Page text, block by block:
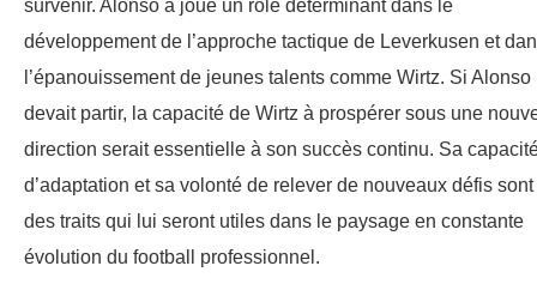
survenir. Alonso a joué un rôle déterminant dans le
développement de l’approche tactique de Leverkusen et
l’épanouissement de jeunes talents comme Wirtz. Si Alonso
devait partir, la capacité de Wirtz à prospérer sous une
direction serait essentielle à son succès continu. Sa
d’adaptation et sa volonté de relever de nouveaux défis sont
des traits qui lui seront utiles dans le paysage en constante
évolution du football professionnel.